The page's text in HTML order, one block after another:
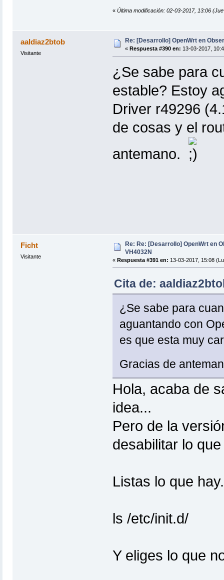
« Última modificación: 02-03-2017, 13:06
aaldiaz2btob
Visitante
Re: [Desarrollo] OpenWrt en
« Respuesta #390 en: 13-03-2017,
¿Se sabe para
estable? Estoy
Driver r49296
de cosas y el
antemano.
Ficht
Visitante
Re: Re: [Desarrollo] OpenWrt en
VH4032N
« Respuesta #391 en: 13-03-2017, 15:08
Cita de:
¿Se sabe para
aguantando con
es que esta muy
Gracias de
Hola, acaba de
idea...
Pero de la
desabilitar lo
Listas lo que
ls /etc/init.d/
Y eliges lo que